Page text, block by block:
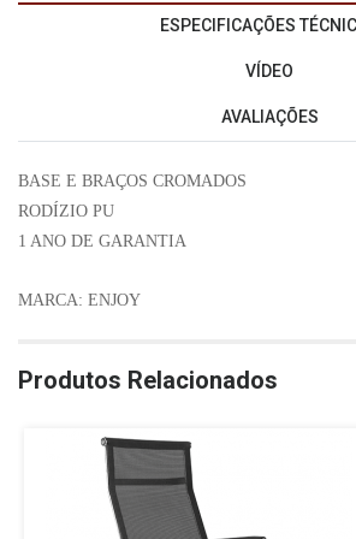
ESPECIFICAÇÕES
VÍDEO
AVALIAÇÕES
BASE E BRAÇOS CROMADOS
RODÍZIO PU
1 ANO DE GARANTIA
MARCA: ENJOY
Produtos Relacionados